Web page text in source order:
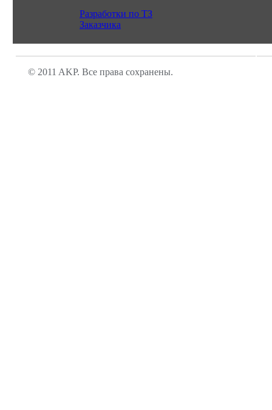
Разработки по ТЗ
Заказчика
© 2011 AKP. Все права сохранены.